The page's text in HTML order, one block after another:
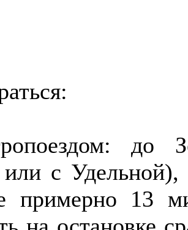
до
или с
примерно 13